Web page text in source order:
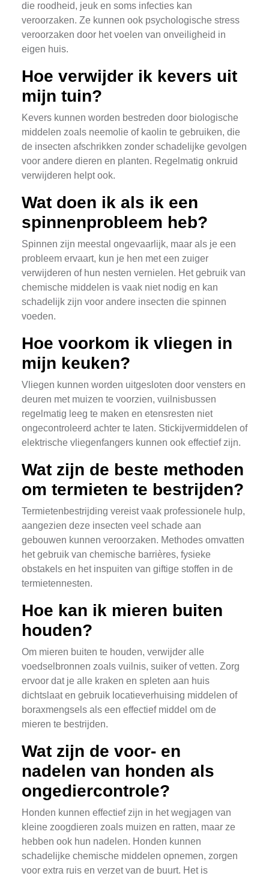
die roodheid, jeuk en soms infecties kan
veroorzaken. Ze kunnen ook psychologische stress
veroorzaken door het voelen van onveiligheid in
eigen huis.
Hoe verwijder ik kevers uit
mijn tuin?
Kevers kunnen worden bestreden door biologische
middelen zoals neemolie of kaolin te gebruiken, die
de insecten afschrikken zonder schadelijke gevolgen
voor andere dieren en planten. Regelmatig onkruid
verwijderen helpt ook.
Wat doen ik als ik een
spinnenprobleem heb?
Spinnen zijn meestal ongevaarlijk, maar als je een
probleem ervaart, kun je hen met een zuiger
verwijderen of hun nesten vernielen. Het gebruik van
chemische middelen is vaak niet nodig en kan
schadelijk zijn voor andere insecten die spinnen
voeden.
Hoe voorkom ik vliegen in
mijn keuken?
Vliegen kunnen worden uitgesloten door vensters en
deuren met muizen te voorzien, vuilnisbussen
regelmatig leeg te maken en etensresten niet
ongecontroleerd achter te laten. Stickijvermiddelen of
elektrische vliegenfangers kunnen ook effectief zijn.
Wat zijn de beste methoden
om termieten te bestrijden?
Termietenbestrijding vereist vaak professionele hulp,
aangezien deze insecten veel schade aan
gebouwen kunnen veroorzaken. Methodes omvatten
het gebruik van chemische barrières, fysieke
obstakels en het inspuiten van giftige stoffen in de
termietennesten.
Hoe kan ik mieren buiten
houden?
Om mieren buiten te houden, verwijder alle
voedselbronnen zoals vuilnis, suiker of vetten. Zorg
ervoor dat je alle kraken en spleten aan huis
dichtslaat en gebruik locatieverhuising middelen of
boraxmengsels als een effectief middel om de
mieren te bestrijden.
Wat zijn de voor- en
nadelen van honden als
ongediercontrole?
Honden kunnen effectief zijn in het wegjagen van
kleine zoogdieren zoals muizen en ratten, maar ze
hebben ook hun nadelen. Honden kunnen
schadelijke chemische middelen opnemen, zorgen
voor extra ruis en verzet van de buurt. Het is